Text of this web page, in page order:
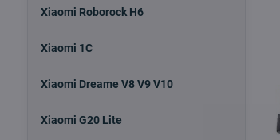
Xiaomi Roborock H6
Xiaomi 1C
Xiaomi Dreame V8 V9 V10
Xiaomi G20 Lite